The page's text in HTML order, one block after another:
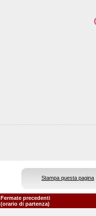
Stampa questa pagina
Fermate precedenti
(orario di partenza)